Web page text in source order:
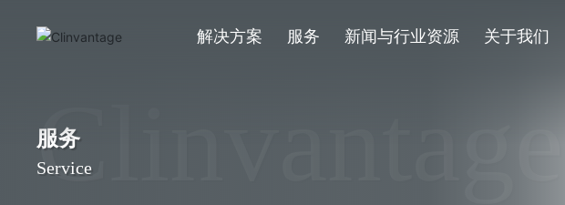
解决方案 服务 新闻与行业资源 关于我们
Clinvantage
服务
Service